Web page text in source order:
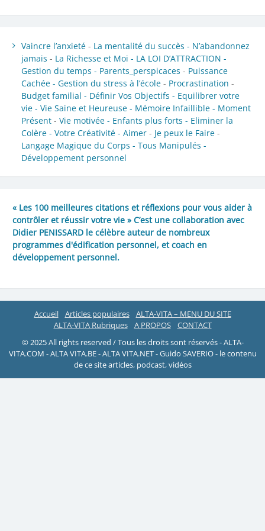
Vaincre l’anxieté - La mentalité du succès - N’abandonnez
jamais - La Richesse et Moi - LA LOI D’ATTRACTION -
Gestion du temps - Parents_perspicaces - Puissance
Cachée - Gestion du stress à l’école - Procrastination -
Budget familial - Définir Vos Objectifs - Equilibrer votre
vie - Vie Saine et Heureuse - Mémoire Infaillible - Moment
Présent - Vie motivée - Enfants plus forts - Eliminer la
Colère - Votre Créativité - Aimer - Je peux le Faire -
Langage Magique du Corps - Tous Manipulés -
Développement personnel
« Les 100 meilleures citations et réflexions pour vous aider à
contrôler et réussir votre vie » C’est une collaboration avec
Didier PENISSARD le célèbre auteur de nombreux
programmes d'édification personnel, et coach en
développement personnel.
Accueil Articles populaires
ALTA-VITA – MENU DU SITE
ALTA-VITA Rubriques
A PROPOS
CONTACT
© 2025 All rights reserved / Tous les droits sont réservés - ALTA-
VITA.COM - ALTA VITA.BE - ALTA VITA.NET - Guido SAVERIO - le contenu
de ce site articles, podcast, vidéos